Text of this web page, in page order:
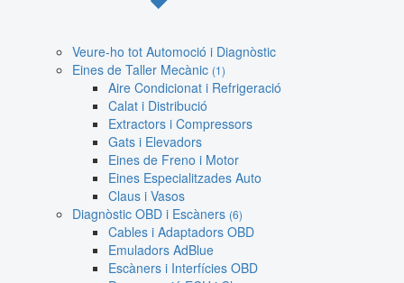
Veure-ho tot Automoció i Diagnòstic
Eines de Taller Mecànic (1)
Aire Condicionat i Refrigeració
Calat i Distribució
Extractors i Compressors
Gats i Elevadors
Eines de Freno i Motor
Eines Especialitzades Auto
Claus i Vasos
Diagnòstic OBD i Escàners (6)
Cables i Adaptadors OBD
Emuladors AdBlue
Escàners i Interfícies OBD